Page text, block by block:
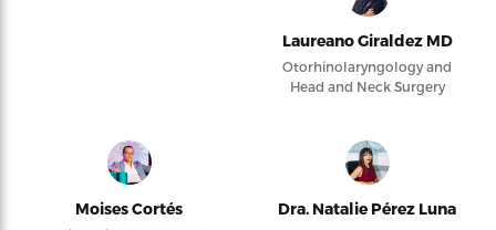
Laureano Giraldez MD
Otorhinolaryngology and
Head and Neck Surgery
Moises Cortés Dra. Natalie Pérez Luna